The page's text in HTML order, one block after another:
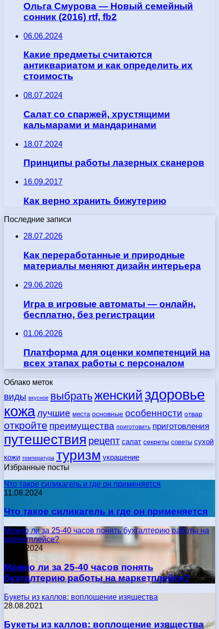
Ольга Смурова — Новый семейный
сонник (2016) rtf, fb2
06.06.2024
Какие предметы считаются
антиквариатом и как определить их
стоимость
08.07.2024
Салат со спаржей, хрустящими
кальмарами и мандаринами
18.07.2024
Принципы работы лазерных сканеров
16.09.2017
Как верно хранить бижутерию
Последние записи
28.07.2026
Как переработанные и природные
материалы меняют дизайн интерьера
29.06.2026
Игра в игровые автоматы — онлайн,
бесплатно, без регистрации
01.06.2026
Платформа для оценки компетенций на
всех этапах работы с персоналом
Облако меток
виды вкусное выбратьженский здоровье
кожалучшие места основные особенности отвар
откройте преимущества приготовить приготовления
путешествия рецепт салат секреты советы сухой
кожи температура туризм украшение
Избранные посты
Что такое силикагель и где он применяется
11.08.2024
Что такое силикагель и где он применяется
Можно ли за 25-40 часов понять бухгалтерию работы на
маркетплейсе?
17.05.2024
Можно ли за 25-40 часов понять
бухгалтерию работы на маркетплейсе?
Букеты из каллов: воплощение изящества
28.08.2021
Букеты из каллов: воплощение изящества